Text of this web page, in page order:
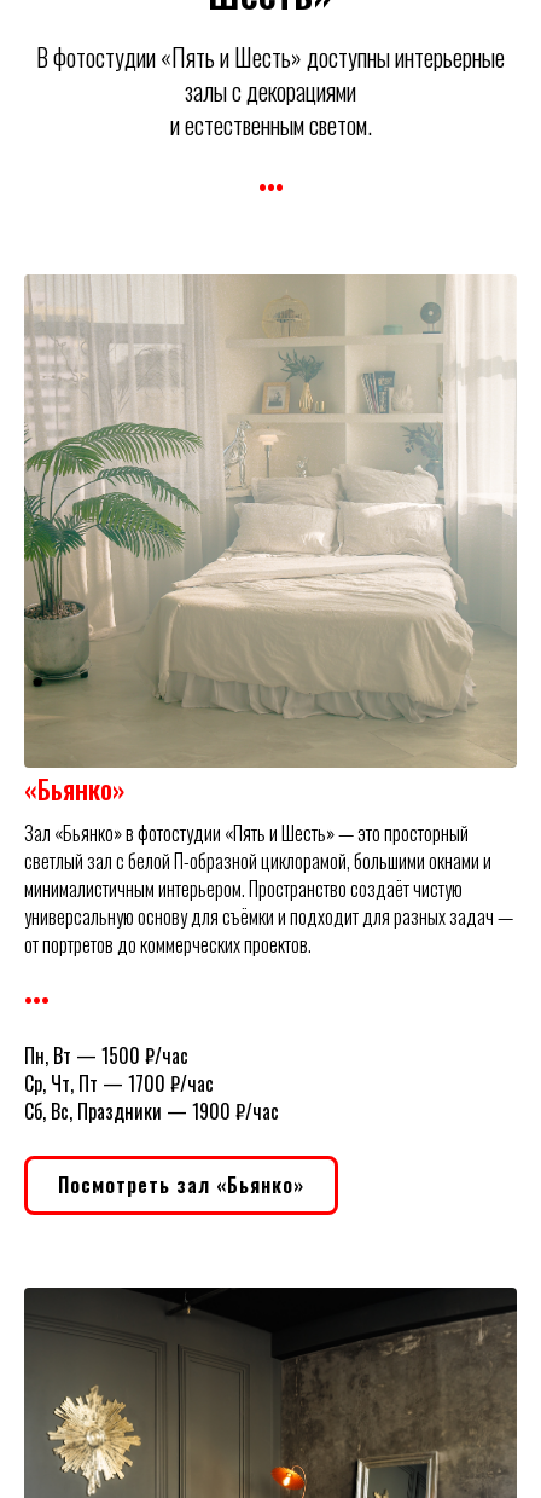
В фотостудии «Пять и Шесть» доступны интерьерные
залы с декорациями
и естественным светом.
•••
«Бьянко»
Зал «Бьянко» в фотостудии «Пять и Шесть» — это просторный
светлый зал с белой П-образной циклорамой, большими окнами и
минималистичным интерьером. Пространство создаёт чистую
универсальную основу для съёмки и подходит для разных задач —
от портретов до коммерческих проектов.
•••
Пн, Вт — 1500 ₽/час
Ср, Чт, Пт — 1700 ₽/час
Сб, Вс, Праздники — 1900 ₽/час
Посмотреть зал «Бьянко»